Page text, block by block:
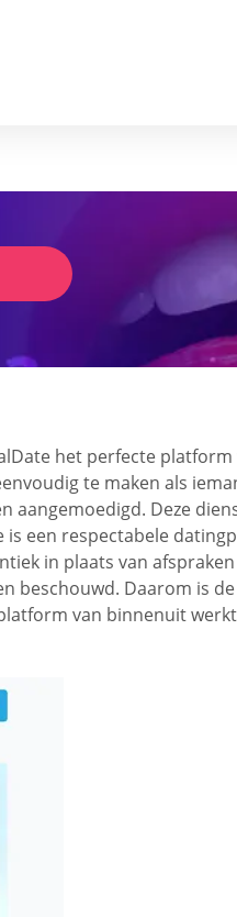
het perfecte
te maken als
aangemoedigd. Deze
is een respectabele
in plaats van
beschouwd. Daarom is
van binnenuit